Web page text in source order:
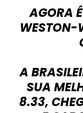
AGORA
WESTON-
A
SUA
8.33,